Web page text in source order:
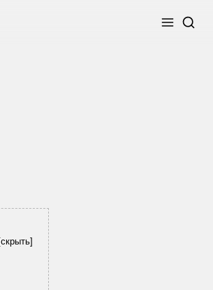
Меню
скрыть